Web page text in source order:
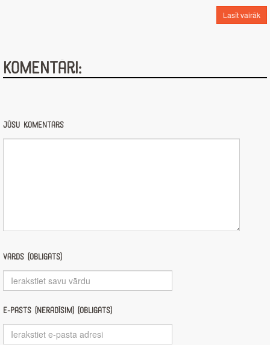
Lasīt vairāk
Komentāri:
Jūsu komentārs
Vārds (obligāts)
E-pasts (nerādīsim) (obligāts)